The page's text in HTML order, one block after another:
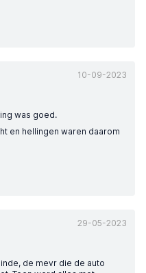
10-09-2023
was goed.
en hellingen waren daarom
29-05-2023
de mevr die de auto